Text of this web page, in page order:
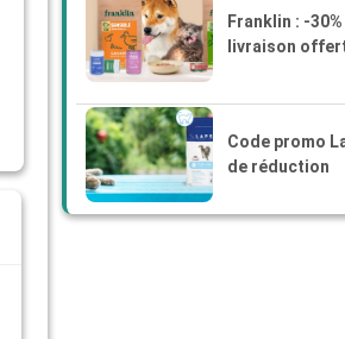
Franklin : -30%
livraison
Code promo
de réduction